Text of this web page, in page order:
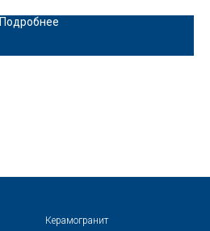
Подробнее
Керамогранит